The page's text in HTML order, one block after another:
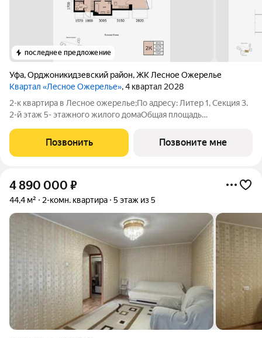
последнее предложение
Уфа,Орджоникидзевский район,ЖК Лесное Ожерелье
Квартал «Лесное Ожерелье», 4 квартал 2028
2-к квартира в Лесное ожерелье;По адресу: Литер 1, Секция 3.
2-й этаж 5- этажного жилого домаОбщая площадь
Трест".Срок окончания строительства: 4 квартал 2028
года.Квартира с свободной планировкой,
Позвонить Позвоните мне
4 890 000 ₽
44,4 м² 2-комн. квартира 5 этаж из 5